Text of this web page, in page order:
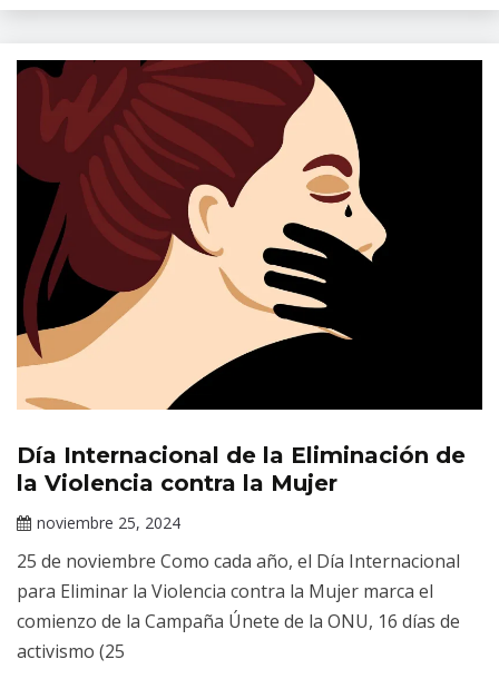
Efemérides
de Salud
Día Internacional de la Eliminación de
la Violencia contra la Mujer
noviembre 25, 2024
Gallardo
25 de noviembre Como cada año, el Día Internacional
para Eliminar la Violencia contra la Mujer marca el
comienzo de la Campaña Únete de la ONU, 16 días de
activismo (25